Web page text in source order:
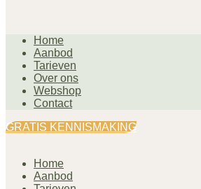
Home
Aanbod
Tarieven
Over ons
Webshop
Contact
GRATIS KENNISMAKING
Home
Aanbod